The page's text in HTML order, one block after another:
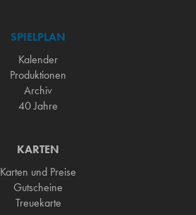
SPIELPLAN
Kalender
Produktionen
Archiv
40 Jahre
KARTEN
Karten und Preise
Gutscheine
Treuekarte